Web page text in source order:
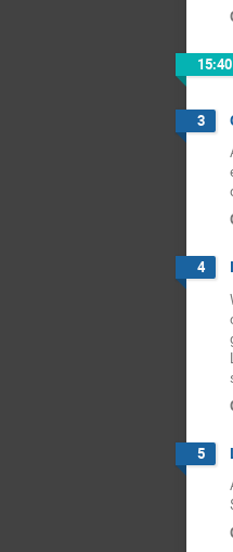
15:40
3
4
5